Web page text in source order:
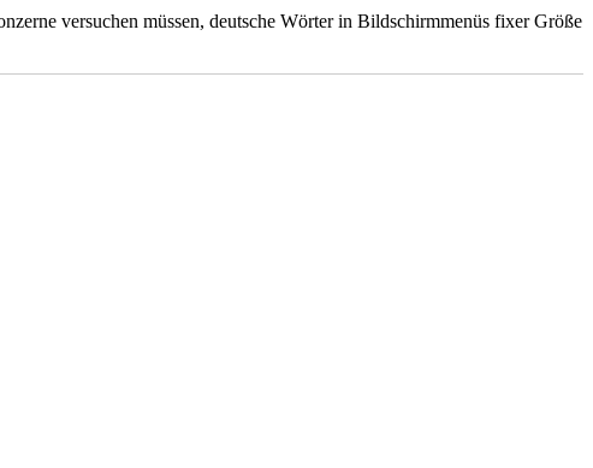
versuchen müssen, deutsche Wörter in Bildschirmmenüs fixer Größe